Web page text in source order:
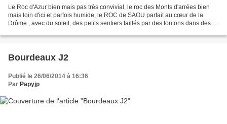
Le Roc d'Azur bien mais pas très convivial, le roc des Monts d'arrées bien
mais loin d'ici et parfois humide, le ROC de SAOU parfait au cœur de la
Drôme , avec du soleil, des petits sentiers taillés par des tontons dans des
Bourdeaux J2
Publié le 26/06/2014 à 16:36
Par Papyjp